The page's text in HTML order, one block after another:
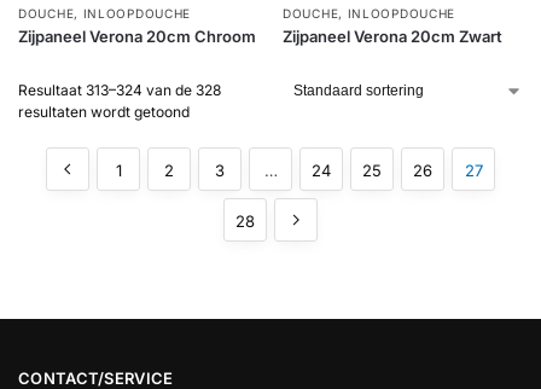
DOUCHE, INLOOPDOUCHE
Zijpaneel Verona 20cm Chroom
DOUCHE, INLOOPDOUCHE
Zijpaneel Verona 20cm Zwart
Resultaat 313–324 van de 328
resultaten wordt getoond
1 2 3 … 24 25 26 27
28
CONTACT/SERVICE